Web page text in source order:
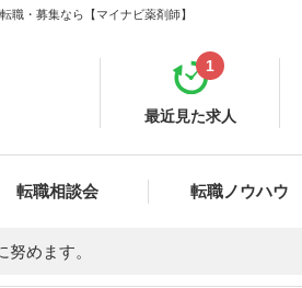
・募集なら【マイナビ薬剤師】
最近見た求人
1
転職相談会 転職ノウハウ
めます。